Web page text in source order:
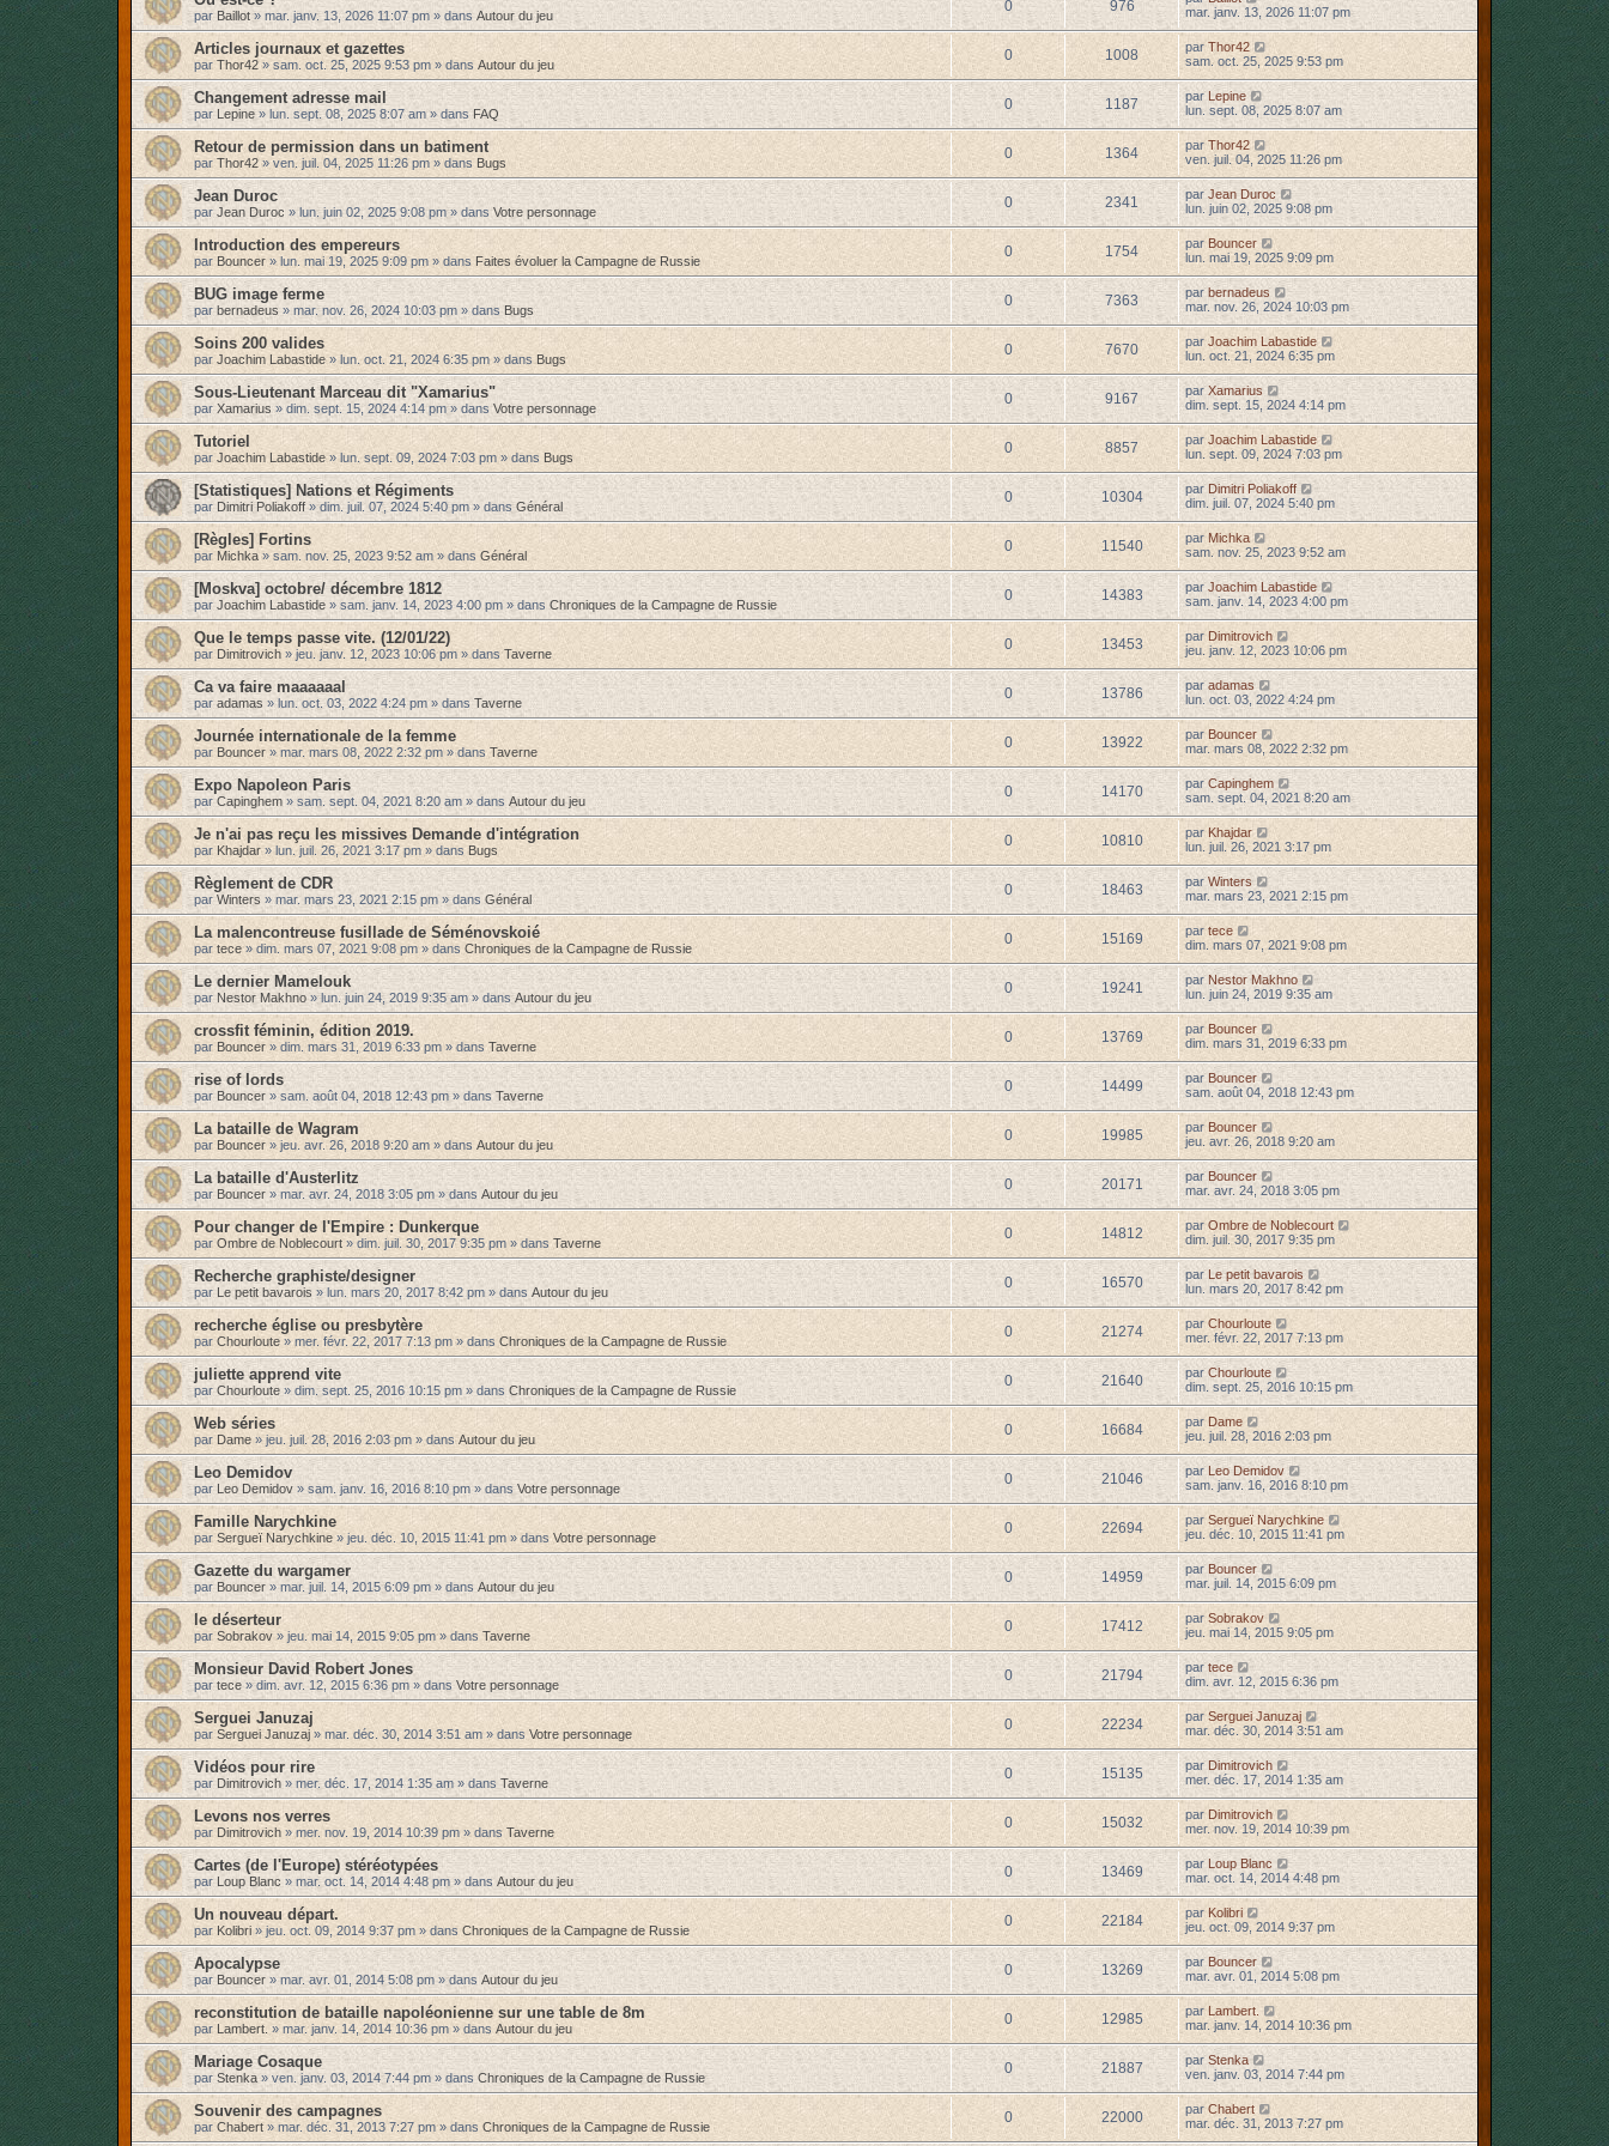
par Baillot» mar. janv. 13, 2026 11:07 pm » dans Autour du jeu
0 976
mar. janv. 13, 2026 11:07 pm
Articles journaux et gazettes
par Thor42»sam. oct. 25, 2025 9:53 pm » dans Autour du jeu
0 1008 par Thor42
sam. oct. 25, 2025 9:53 pm
Changement adresse mail
par Lepine » lun. sept. 08, 2025 8:07 am » dansFAQ
0 1187 par Lepine
lun. sept. 08, 2025 8:07 am
Retour de permission dans un batiment
par Thor42»ven. juil. 04, 2025 11:26 pm » dans Bugs
0 1364 par Thor42
ven. juil. 04, 2025 11:26 pm
Jean Duroc
par Jean Duroc » lun. juin 02, 2025 9:08 pm» dans Votre personnage
0 2341 parJean Duroc
lun. juin 02, 2025 9:08 pm
Introduction des empereurs
par Bouncer » lun. mai 19, 2025 9:09 pm » dans Faites évoluer la Campagne de Russie
0 1754 par Bouncer
lun. mai 19, 2025 9:09 pm
BUG image ferme
par bernadeus » mar. nov. 26, 2024 10:03 pm » dans Bugs
0 7363 parbernadeus
mar. nov. 26, 2024 10:03 pm
Soins 200 valides
par Joachim Labastide» lun. oct. 21, 2024 6:35 pm» dans Bugs
0 7670 par Joachim Labastide
lun. oct. 21, 2024 6:35 pm
Sous-Lieutenant Marceau dit "Xamarius"
par Xamarius » dim. sept. 15, 2024 4:14 pm» dans Votre personnage
0 9167 parXamarius
dim. sept. 15, 2024 4:14 pm
Tutoriel
par Joachim Labastide» lun. sept. 09, 2024 7:03 pm » dans Bugs
0 8857 par Joachim Labastide
lun. sept. 09, 2024 7:03 pm
[Statistiques] Nations et Régiments
par Dimitri Poliakoff »dim. juil. 07, 2024 5:40 pm» dansGénéral
0 10304 par Dimitri Poliakoff
dim. juil. 07, 2024 5:40 pm
[Règles] Fortins
par Michka»sam. nov. 25, 2023 9:52 am » dans Général
0 11540 par Michka
sam. nov. 25, 2023 9:52 am
[Moskva] octobre/ décembre 1812
par Joachim Labastide » sam. janv. 14, 2023 4:00 pm » dans Chroniques de la Campagne de Russie
0 14383 parJoachim Labastide
sam. janv. 14, 2023 4:00 pm
Que le temps passe vite. (12/01/22)
par Dimitrovich »jeu. janv. 12, 2023 10:06 pm » dansTaverne
0 13453 par Dimitrovich
jeu. janv. 12, 2023 10:06 pm
Ca va faire maaaaaal
par adamas »lun. oct. 03, 2022 4:24 pm » dans Taverne
0 13786 paradamas
lun. oct. 03, 2022 4:24 pm
Journée internationale de la femme
par Bouncer » mar. mars 08, 2022 2:32 pm » dansTaverne
0 13922 par Bouncer
mar. mars 08, 2022 2:32 pm
Expo Napoleon Paris
par Capinghem » sam. sept. 04, 2021 8:20 am » dans Autour du jeu
0 14170 parCapinghem
sam. sept. 04, 2021 8:20 am
Je n'ai pas reçu les missives Demande d'intégration
par Khajdar» lun. juil. 26, 2021 3:17 pm» dansBugs
0 10810 par Khajdar
lun. juil. 26, 2021 3:17 pm
Règlement de CDR
par Winters » mar. mars 23, 2021 2:15 pm » dans Général
0 18463 parWinters
mar. mars 23, 2021 2:15 pm
La malencontreuse fusillade de Séménovskoié
par tece» dim. mars 07, 2021 9:08 pm » dans Chroniques de la Campagne de Russie
0 15169 par tece
dim. mars 07, 2021 9:08 pm
Le dernier Mamelouk
par Nestor Makhno »lun. juin 24, 2019 9:35 am» dansAutour du jeu
0 19241 par Nestor Makhno
lun. juin 24, 2019 9:35 am
crossfit féminin, édition 2019.
par Bouncer » dim. mars 31, 2019 6:33 pm » dansTaverne
0 13769 par Bouncer
dim. mars 31, 2019 6:33 pm
rise of lords
par Bouncer » sam. août 04, 2018 12:43 pm » dans Taverne
0 14499 par Bouncer
sam. août 04, 2018 12:43 pm
La bataille de Wagram
par Bouncer » jeu. avr. 26, 2018 9:20 am » dans Autour du jeu
0 19985 par Bouncer
jeu. avr. 26, 2018 9:20 am
La bataille d'Austerlitz
par Bouncer » mar. avr. 24, 2018 3:05 pm » dans Autour du jeu
0 20171 par Bouncer
mar. avr. 24, 2018 3:05 pm
Pour changer de l'Empire : Dunkerque
par Ombre de Noblecourt » dim. juil. 30, 2017 9:35 pm » dansTaverne
0 14812 par Ombre de Noblecourt
dim. juil. 30, 2017 9:35 pm
Recherche graphiste/designer
par Le petit bavarois » lun. mars 20, 2017 8:42 pm » dans Autour du jeu
0 16570 par Le petit bavarois
lun. mars 20, 2017 8:42 pm
recherche église ou presbytère
par Chourloute »mer. févr. 22, 2017 7:13 pm» dans Chroniques de la Campagne de Russie
0 21274 par Chourloute
mer. févr. 22, 2017 7:13 pm
juliette apprend vite
par Chourloute » dim. sept. 25, 2016 10:15 pm » dans Chroniques de la Campagne de Russie
0 21640 parChourloute
dim. sept. 25, 2016 10:15 pm
Web séries
par Dame »jeu. juil. 28, 2016 2:03 pm » dansAutour du jeu
0 16684 par Dame
jeu. juil. 28, 2016 2:03 pm
Leo Demidov
par Leo Demidov » sam. janv. 16, 2016 8:10 pm » dans Votre personnage
0 21046 par Leo Demidov
sam. janv. 16, 2016 8:10 pm
Famille Narychkine
par Sergueï Narychkine» jeu. déc. 10, 2015 11:41 pm » dansVotre personnage
0 22694 par Sergueï Narychkine
jeu. déc. 10, 2015 11:41 pm
Gazette du wargamer
par Bouncer » mar. juil. 14, 2015 6:09 pm » dans Autour du jeu
0 14959 par Bouncer
mar. juil. 14, 2015 6:09 pm
le déserteur
par Sobrakov » jeu. mai 14, 2015 9:05 pm» dans Taverne
0 17412 par Sobrakov
jeu. mai 14, 2015 9:05 pm
Monsieur David Robert Jones
par tece »dim. avr. 12, 2015 6:36 pm » dans Votre personnage
0 21794 partece
dim. avr. 12, 2015 6:36 pm
Serguei Januzaj
par Serguei Januzaj » mar. déc. 30, 2014 3:51 am » dans Votre personnage
0 22234 par Serguei Januzaj
mar. déc. 30, 2014 3:51 am
Vidéos pour rire
par Dimitrovich » mer. déc. 17, 2014 1:35 am » dans Taverne
0 15135 par Dimitrovich
mer. déc. 17, 2014 1:35 am
Levons nos verres
par Dimitrovich »mer. nov. 19, 2014 10:39 pm » dans Taverne
0 15032 par Dimitrovich
mer. nov. 19, 2014 10:39 pm
Cartes (de l'Europe) stéréotypées
par Loup Blanc » mar. oct. 14, 2014 4:48 pm » dans Autour du jeu
0 13469 par Loup Blanc
mar. oct. 14, 2014 4:48 pm
Un nouveau départ.
par Kolibri »jeu. oct. 09, 2014 9:37 pm » dans Chroniques de la Campagne de Russie
0 22184 par Kolibri
jeu. oct. 09, 2014 9:37 pm
Apocalypse
par Bouncer » mar. avr. 01, 2014 5:08 pm » dans Autour du jeu
0 13269 par Bouncer
mar. avr. 01, 2014 5:08 pm
reconstitution de bataille napoléonienne sur une table de 8m
par Lambert. » mar. janv. 14, 2014 10:36 pm » dans Autour du jeu
0 12985 par Lambert.
mar. janv. 14, 2014 10:36 pm
Mariage Cosaque
par Stenka » ven. janv. 03, 2014 7:44 pm » dans Chroniques de la Campagne de Russie
0 21887 parStenka
ven. janv. 03, 2014 7:44 pm
Souvenir des campagnes
par Chabert » mar. déc. 31, 2013 7:27 pm» dans Chroniques de la Campagne de Russie
0 22000 par Chabert
mar. déc. 31, 2013 7:27 pm